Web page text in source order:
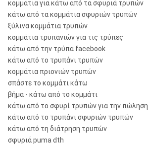
κομμάτια για κάτω από τα σφυριά τρυπών
κάτω από τα κομμάτια σφυριών τρυπών
ξύλινα κομμάτια τρυπών
κομμάτια τρυπανιών για τις τρύπες
κάτω από την τρύπα facebook
κάτω από το τρυπάνι τρυπών
κομμάτια πριονιών τρυπών
σπάστε το κομμάτι κάτω
βήμα - κάτω από το κομμάτι
κάτω από το σφυρί τρυπών για την πώληση
κάτω από το τρυπάνι σφυριών τρυπών
κάτω από τη διάτρηση τρυπών
σφυριά puma dth